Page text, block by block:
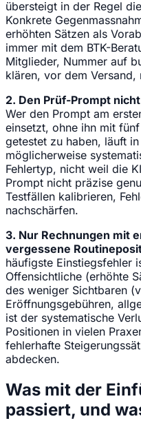
übersteigt in der Regel
Konkrete
erhöhten Sätzen als
immer mit dem BTK-
Mitglieder, Nummer auf
klären, vor dem Versand,
2. Den Prüf-Prompt
Wer den Prompt am
einsetzt, ohne ihn mit
getestet zu haben, läuft
möglicherweise
Fehlertyp, nicht weil die
Prompt nicht präzise
Testfällen kalibrieren,
nachschärfen.
3. Nur Rechnungen mit
vergessene
häufigste Einstiegsfehler
Offensichtliche (erhöhte
des weniger Sichtbaren
Eröffnungsgebühren,
ist der systematische
Positionen in vielen
fehlerhafte
abdecken.
Was mit der
passiert, und